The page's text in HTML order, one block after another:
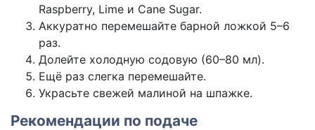
Raspberry, Lime и Cane Sugar.
Аккуратно перемешайте барной ложкой 5–6
раз.
Долейте холодную содовую (60–80 мл).
Ещё раз слегка перемешайте.
Украсьте свежей малиной на шпажке.
Рекомендации по подаче